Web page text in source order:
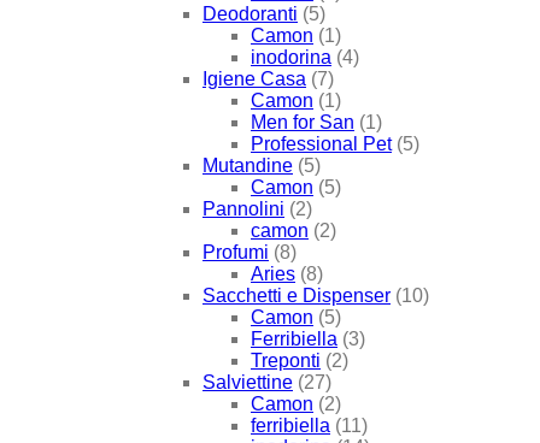
Deodoranti (5)
Camon (1)
inodorina (4)
Igiene Casa (7)
Camon (1)
Men for San (1)
Professional Pet (5)
Mutandine (5)
Camon (5)
Pannolini (2)
camon (2)
Profumi (8)
Aries (8)
Sacchetti e Dispenser (10)
Camon (5)
Ferribiella (3)
Treponti (2)
Salviettine (27)
Camon (2)
ferribiella (11)